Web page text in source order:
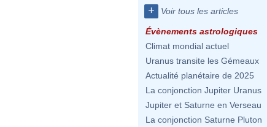
+ Voir tous les articles
Évènements astrologiques
Climat mondial actuel
Uranus transite les Gémeaux
Actualité planétaire de 2025
La conjonction Jupiter Uranus
Jupiter et Saturne en Verseau
La conjonction Saturne Pluton